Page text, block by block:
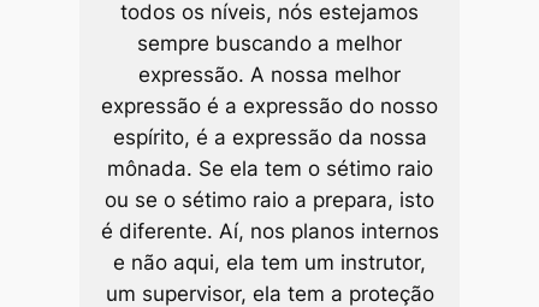
todos os níveis, nós estejamos
sempre buscando a melhor
expressão. A nossa melhor
expressão é a expressão do nosso
espírito, é a expressão da nossa
mônada. Se ela tem o sétimo raio
ou se o sétimo raio a prepara, isto
é diferente. Aí, nos planos internos
e não aqui, ela tem um instrutor,
um supervisor, ela tem a proteção